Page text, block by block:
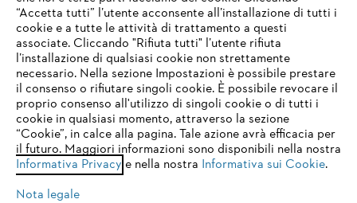
Termini e condizioni generali Privacy policy
Note legali Cookies Informazioni legali
Andreas STIHL S.p.A. - Viale delle Industrie, 15
20040 Cambiago (MI)
UNTERSTÜTZT
Sie nutzen einen Browser, den wir noch nicht unterstützen. Für
eine optimale Nutzung unserer Seite empfehlen wir Ihnen, zu
einem der folgenden Browser zu wechseln:
firefox chrome
“Accetta tutti” l’utente acconsente all’installazione di tutti i
cookie e a tutte le attività di trattamento a questi
associate. Cliccando "Rifiuta tutti" l’utente rifiuta
l’installazione di qualsiasi cookie non strettamente
necessario. Nella sezione Impostazioni è possibile prestare
il consenso o rifiutare singoli cookie. È possibile revocare il
proprio consenso all'utilizzo di singoli cookie o di tutti i
cookie in qualsiasi momento, attraverso la sezione
“Cookie”, in calce alla pagina. Tale azione avrà efficacia per
il futuro. Maggiori informazioni sono disponibili nella nostra
Informativa Privacy e nella nostra Informativa sui Cookie.
Nota legale